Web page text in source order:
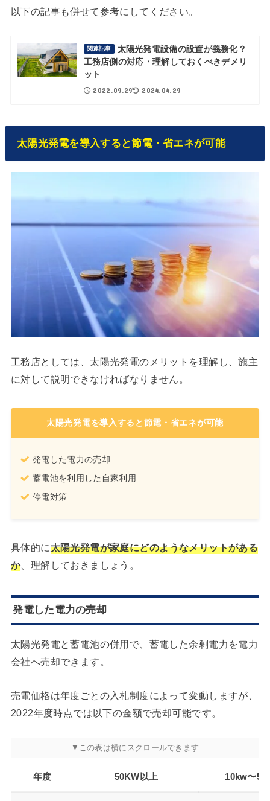
以下の記事も併せて参考にしてください。
関連記事
太陽光発電設備の設置が義務化？
工務店側の対応・理解しておくべきデメリ
ット
2022.09.29 2024.04.29
太陽光発電を導入すると節電・省エネが可能
工務店としては、太陽光発電のメリットを理解し、施主
に対して説明できなければなりません。
太陽光発電を導入すると節電・省エネが可能
発電した電力の売却
蓄電池を利用した自家利用
停電対策
具体的に太陽光発電が家庭にどのようなメリットがある
か、理解しておきましょう。
発電した電力の売却
太陽光発電と蓄電池の併用で、蓄電した余剰電力を電力
会社へ売却できます。
売電価格は年度ごとの入札制度によって変動しますが、
2022年度時点では以下の金額で売却可能です。
年度 50KW以上 10kw〜